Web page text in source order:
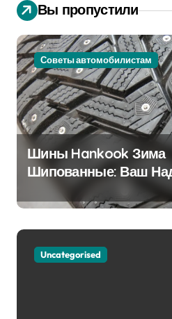
Вы пропустили
Советы автомобилистам
Шины Hankook Зима
Шипованные: Ваш
Партнёр на Снежных
Uncategorised